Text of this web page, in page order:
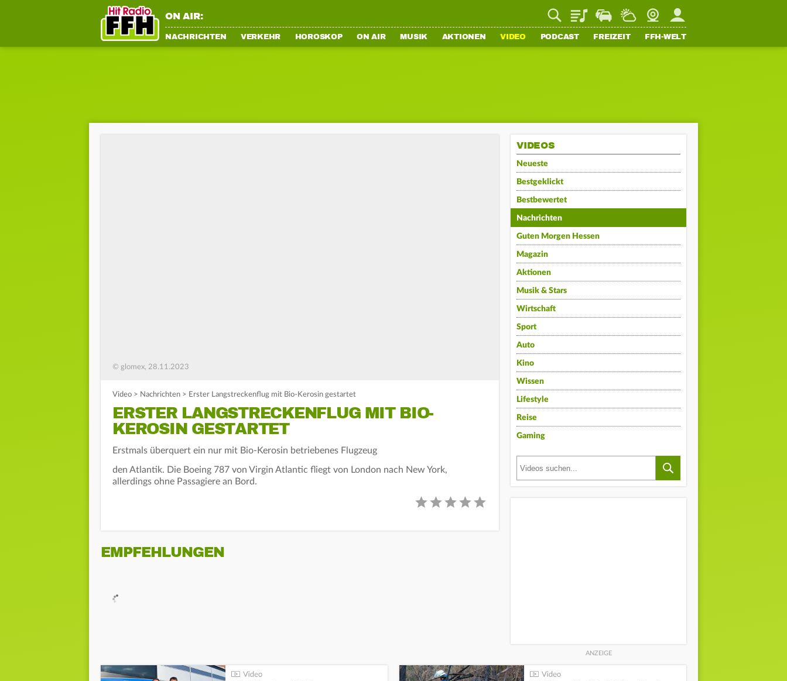
ON AIR: PlaylistStaupilotWetterWebcamMein FFH
NACHRICHTEN VERKEHR HOROSKOP ON AIR MUSIK AKTIONEN VIDEO PODCAST FREIZEIT FFH-WELT
© glomex, 28.11.2023
Video > Nachrichten > Erster Langstreckenflug mit Bio-Kerosin gestartet
ERSTER LANGSTRECKENFLUG MIT BIO-
KEROSIN GESTARTET
Erstmals überquert ein nur mit Bio-Kerosin betriebenes Flugzeug
den Atlantik. Die Boeing 787 von Virgin Atlantic fliegt von London nach New York,
allerdings ohne Passagiere an Bord.
EMPFEHLUNGEN
VIDEOS
Neueste
Bestgeklickt
Bestbewertet
Nachrichten
Guten Morgen Hessen
Magazin
Aktionen
Musik & Stars
Wirtschaft
Sport
Auto
Kino
Wissen
Lifestyle
Reise
Gaming